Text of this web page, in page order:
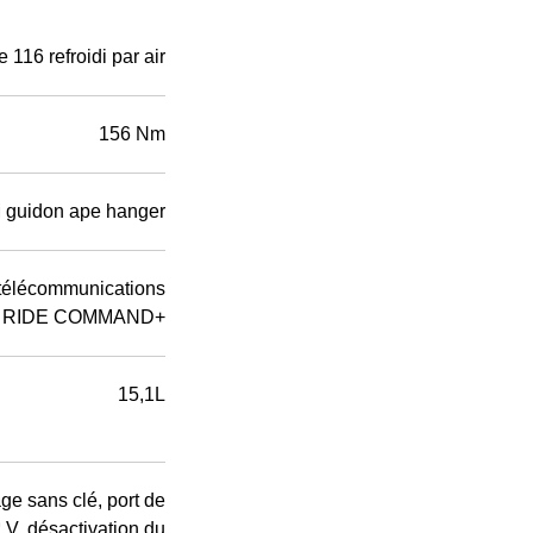
116 refroidi par air
156 Nm
ape hanger
RIDE COMMAND+
15,1L
sans clé, port de
désactivation du